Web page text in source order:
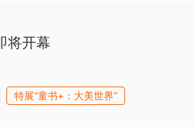
将开幕
特展“童书+：大美世界”